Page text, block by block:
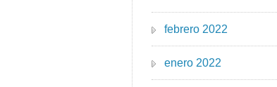
febrero 2022
enero 2022